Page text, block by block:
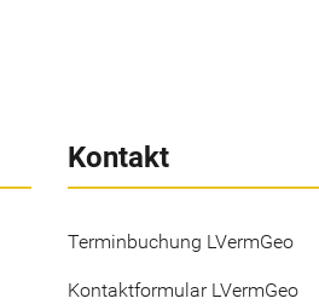
Kontakt
Terminbuchung LVermGeo
Kontaktformular LVermGeo